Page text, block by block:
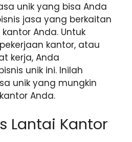
unik yang bisa Anda
jasa yang berkaitan
Anda. Untuk
kantor, atau
kerja, Anda
unik ini. Inilah
unik yang mungkin
Anda.
Lantai Kantor